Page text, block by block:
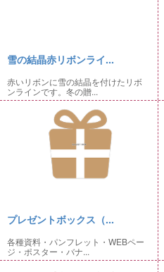
雪の結晶赤リボンライ...
赤いリボンに雪の結晶を付けたリボ
ンラインです。冬の贈...
プレゼントボックス（...
各種資料・パンフレット・WEBペー
ジ・ポスター・バナ...